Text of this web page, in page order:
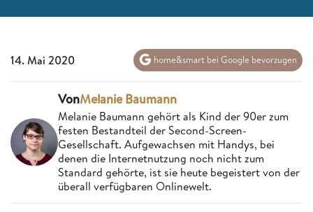
14. Mai 2020 home&smart bei Google bevorzugen
VonMelanie Baumann
Melanie Baumann gehört als Kind der 90er zum
festen Bestandteil der Second-Screen-
Gesellschaft. Aufgewachsen mit Handys, bei
denen die Internetnutzung noch nicht zum
Standard gehörte, ist sie heute begeistert von der
überall verfügbaren Onlinewelt.